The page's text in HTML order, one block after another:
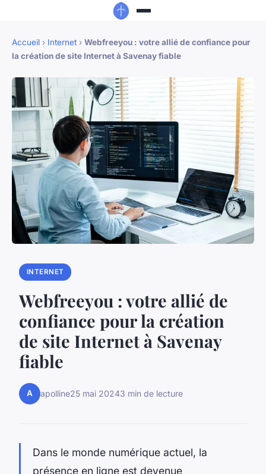
Accueil › Internet › Webfreeyou : votre allié de confiance pour
la création de site Internet à Savenay fiable
INTERNET
Webfreeyou : votre allié de
confiance pour la création
de site Internet à Savenay
fiable
A apolline25 mai 20243 min de lecture
Dans le monde numérique actuel, la
présence en ligne est devenue